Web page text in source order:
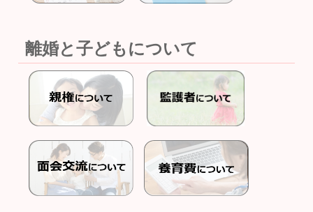
離婚と子どもについて